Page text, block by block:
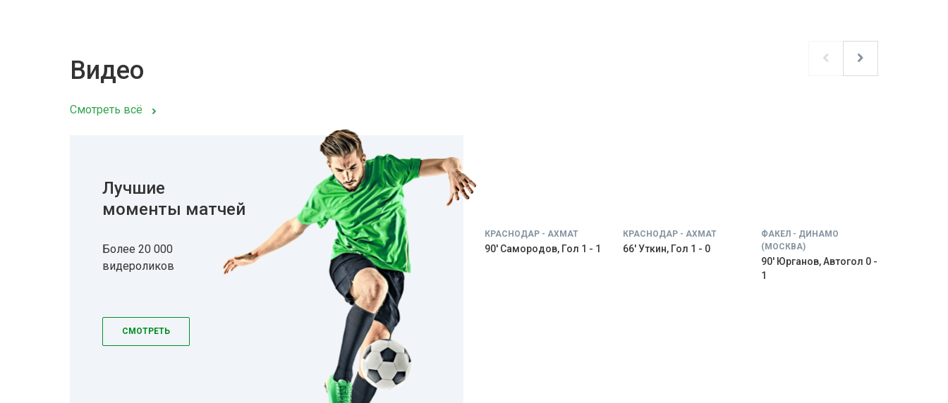
Видео
Смотреть всё
Лучшие
моменты матчей
Более 20 000
видероликов
СМОТРЕТЬ
КРАСНОДАР - АХМАТ
90' Самородов, Гол 1 - 1
КРАСНОДАР - АХМАТ
66' Уткин, Гол 1 - 0
ФАКЕЛ - ДИНАМО
(МОСКВА)
90' Юрганов, Автогол 0 -
1